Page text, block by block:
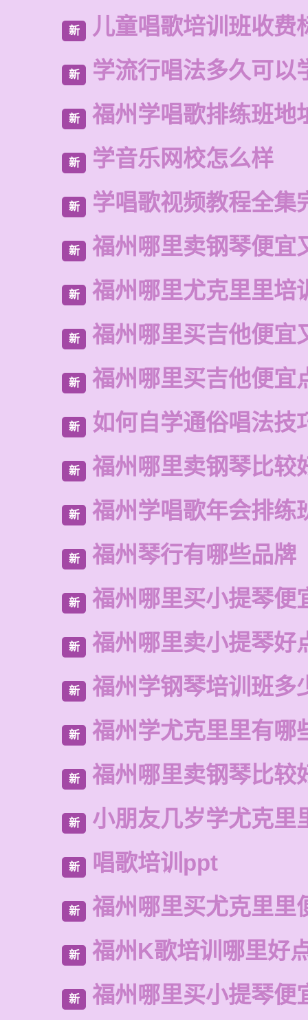
新 儿童唱歌培训班收费
新 学流行唱法多久可以
新 福州学唱歌排练班地
新 学音乐网校怎么样
新 学唱歌视频教程全集
新 福州哪里卖钢琴便宜
新 福州哪里尤克里里培
新 福州哪里买吉他便宜
新 福州哪里买吉他便宜
新 如何自学通俗唱法技
新 福州哪里卖钢琴比较
新 福州学唱歌年会排练
新 福州琴行有哪些品牌
新 福州哪里买小提琴便
新 福州哪里卖小提琴好
新 福州学钢琴培训班多
新 福州学尤克里里有哪
新 福州哪里卖钢琴比较
新 小朋友几岁学尤克里
新 唱歌培训ppt
新 福州哪里买尤克里里
新 福州K歌培训哪里好
新 福州哪里买小提琴便